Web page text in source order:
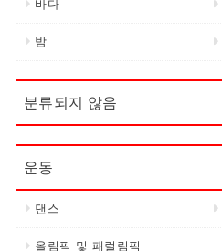
바다
밤
분류되지 않음
운동
댄스
올림픽 및 패럴림픽